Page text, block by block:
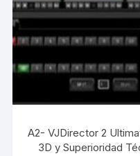
A2- VJDirector 2
3D y Superioridad